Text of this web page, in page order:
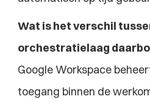
Wat is het verschil
orchestratielaag
Google Workspace
toegang binnen de